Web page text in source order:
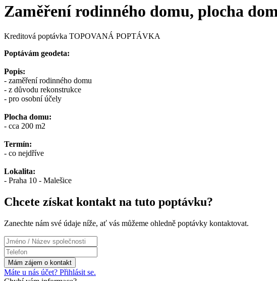
Zaměření rodinného domu, plocha
Kreditová poptávka TOPOVANÁ POPTÁVKA
Poptávám geodeta:
Popis:
- zaměření rodinného domu
- z důvodu rekonstrukce
- pro osobní účely
Plocha domu:
- cca 200 m2
Termín:
- co nejdříve
Lokalita:
- Praha 10 - Malešice
Chcete získat kontakt na tuto poptávku?
Zanechte nám své údaje níže, ať vás můžeme ohledně poptávky kontaktovat.
Máte u nás účet? Přihlásit se.